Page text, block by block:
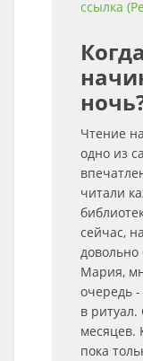
ссылка
Чтение
одно из
читали
сейчас,
Мария,
очередь -
в ритуал.
месяцев.
пока